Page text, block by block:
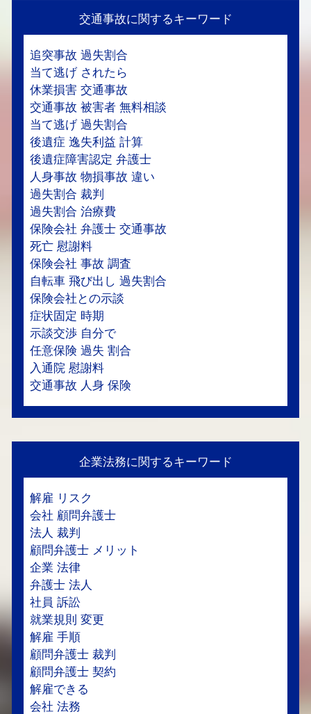
交通事故に関するキーワード
追突事故 過失割合
当て逃げ されたら
休業損害 交通事故
交通事故 被害者 無料相談
当て逃げ 過失割合
後遺症 逸失利益 計算
後遺症障害認定 弁護士
人身事故 物損事故 違い
過失割合 裁判
過失割合 治療費
保険会社 弁護士 交通事故
死亡 慰謝料
保険会社 事故 調査
自転車 飛び出し 過失割合
保険会社との示談
症状固定 時期
示談交渉 自分で
任意保険 過失 割合
入通院 慰謝料
交通事故 人身 保険
企業法務に関するキーワード
解雇 リスク
会社 顧問弁護士
法人 裁判
顧問弁護士 メリット
企業 法律
弁護士 法人
社員 訴訟
就業規則 変更
解雇 手順
顧問弁護士 裁判
顧問弁護士 契約
解雇できる
会社 法務